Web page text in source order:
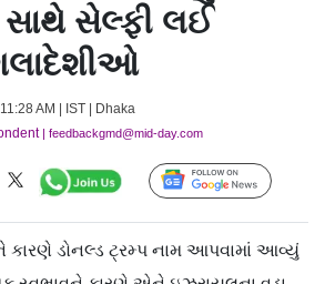
સેલ્ફી લઈ
AM | IST | Dhaka
| feedbackgmd@mid-day.com
Follow Us
ડોનલ્ડ ટ્રમ્પ નામ આપવામાં આવ્યું